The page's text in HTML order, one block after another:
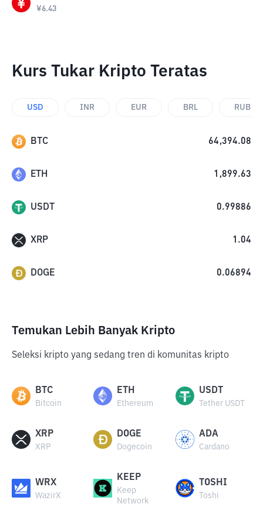
¥6.43
Kurs Tukar Kripto Teratas
USD INR EUR BRL RUB
BTC 64,394.08
ETH 1,899.63
USDT 0.99886
XRP 1.04
DOGE 0.06894
Temukan Lebih Banyak Kripto
Seleksi kripto yang sedang tren di komunitas kripto
BTC
Bitcoin
ETH
Ethereum
USDT
Tether USDT
XRP
XRP
DOGE
Dogecoin
ADA
Cardano
WRX
WazirX
KEEP
Keep
Network
TOSHI
Toshi